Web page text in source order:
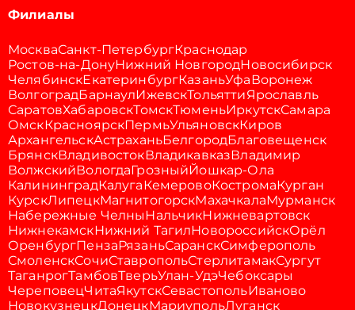
Филиалы
МоскваСанкт-ПетербургКраснодар
Ростов-на-ДонуНижний НовгородНовосибирск
ЧелябинскЕкатеринбургКазаньУфаВоронеж
ВолгоградБарнаулИжевскТольяттиЯрославль
СаратовХабаровскТомскТюменьИркутскСамара
ОмскКрасноярскПермьУльяновскКиров
АрхангельскАстраханьБелгородБлаговещенск
БрянскВладивостокВладикавказВладимир
ВолжскийВологдаГрозныйЙошкар-Ола
КалининградКалугаКемеровоКостромаКурган
КурскЛипецкМагнитогорскМахачкалаМурманск
Набережные ЧелныНальчикНижневартовск
НижнекамскНижний ТагилНовороссийскОрёл
ОренбургПензаРязаньСаранскСимферополь
СмоленскСочиСтавропольСтерлитамакСургут
ТаганрогТамбовТверьУлан-УдэЧебоксары
ЧереповецЧитаЯкутскСевастопольИваново
НовокузнецкДонецкМариупольЛуганск